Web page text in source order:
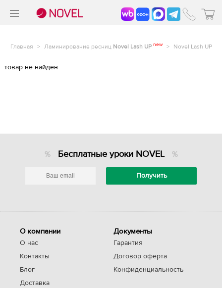
Главная > Ламинирование ресниц Novel Lash UP new > Novel Lash UP
товар не найден
Бесплатные уроки NOVEL
О компании
О нас
Контакты
Блог
Доставка
Документы
Гарантия
Договор оферта
Конфиденциальность